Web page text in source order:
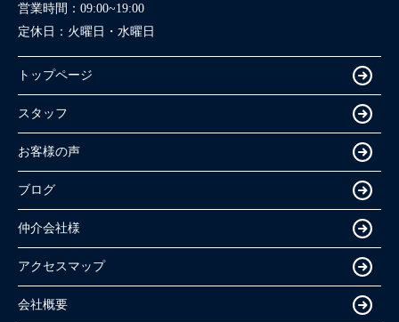
営業時間： 09:00~19:00
定休日： 火曜日・水曜日
トップページ
スタッフ
お客様の声
ブログ
仲介会社様
アクセスマップ
会社概要